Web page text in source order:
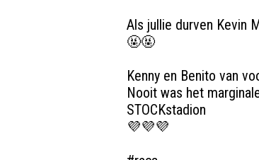
Als jullie durven Kevin
🤬🤬
Kenny en Benito van
Nooit was het
STOCKstadion
💜💜💜